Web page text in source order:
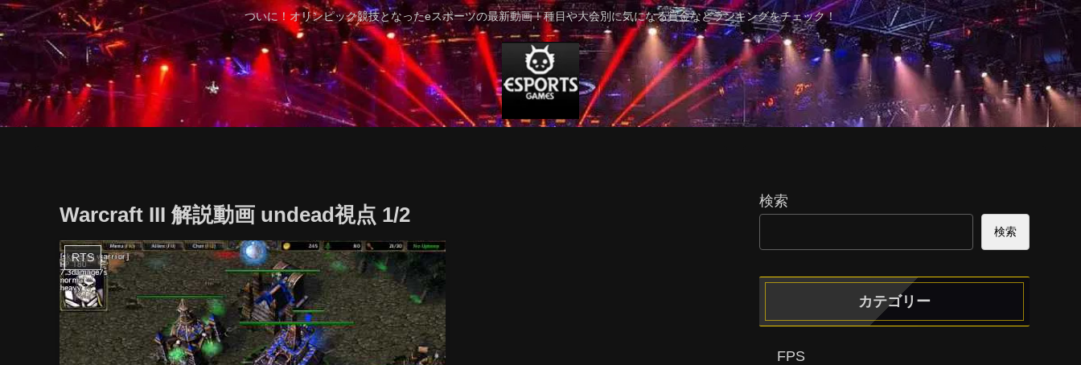
ついに！オリンピック競技となったeスポーツの最新動画！種目や大会別に気になる賞金などランキングをチェック！
Warcraft III 解説動画 undead視点 1/2
RTS
検索
検索
カテゴリー
FPS